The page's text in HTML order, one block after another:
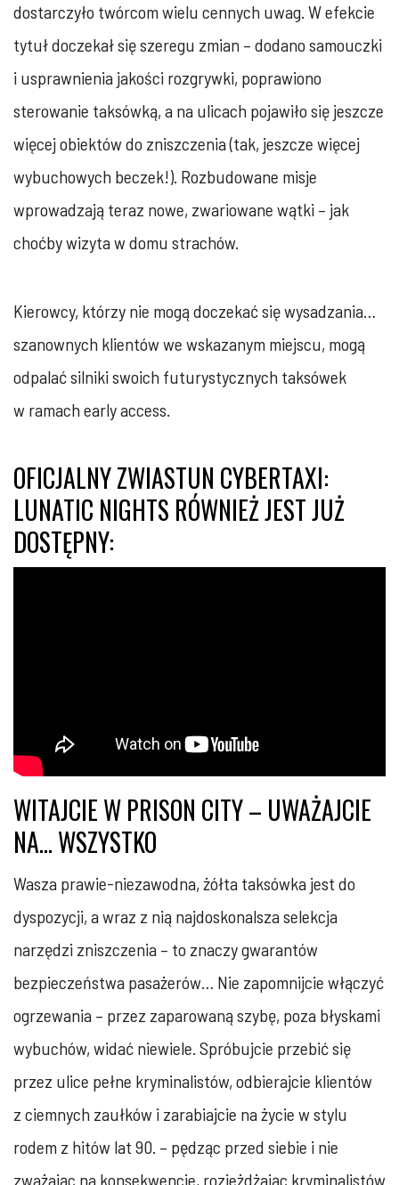
dostarczyło twórcom wielu cennych uwag. W efekcie
tytuł doczekał się szeregu zmian – dodano samouczki
i usprawnienia jakości rozgrywki, poprawiono
sterowanie taksówką, a na ulicach pojawiło się jeszcze
więcej obiektów do zniszczenia (tak, jeszcze więcej
wybuchowych beczek!). Rozbudowane misje
wprowadzają teraz nowe, zwariowane wątki – jak
choćby wizyta w domu strachów.
Kierowcy, którzy nie mogą doczekać się wysadzania…
szanownych klientów we wskazanym miejscu, mogą
odpalać silniki swoich futurystycznych taksówek
w ramach early access.
OFICJALNY ZWIASTUN CYBERTAXI:
LUNATIC NIGHTS RÓWNIEŻ JEST JUŻ
DOSTĘPNY:
WITAJCIE W PRISON CITY – UWAŻAJCIE
NA… WSZYSTKO
Wasza prawie-niezawodna, żółta taksówka jest do
dyspozycji, a wraz z nią najdoskonalsza selekcja
narzędzi zniszczenia – to znaczy gwarantów
bezpieczeństwa pasażerów… Nie zapomnijcie włączyć
ogrzewania – przez zaparowaną szybę, poza błyskami
wybuchów, widać niewiele. Spróbujcie przebić się
przez ulice pełne kryminalistów, odbierajcie klientów
z ciemnych zaułków i zarabiajcie na życie w stylu
rodem z hitów lat 90. – pędząc przed siebie i nie
zważając na konsekwencje, rozjeżdżając kryminalistów